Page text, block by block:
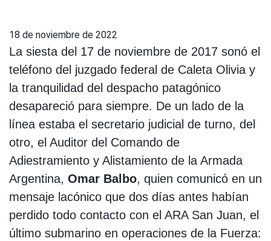
18 de noviembre de 2022
La siesta del 17 de noviembre de 2017 sonó el
teléfono del juzgado federal de Caleta Olivia y
la tranquilidad del despacho patagónico
desapareció para siempre. De un lado de la
línea estaba el secretario judicial de turno, del
otro, el Auditor del Comando de
Adiestramiento y Alistamiento de la Armada
Argentina, Omar Balbo, quien comunicó en un
mensaje lacónico que dos días antes habían
perdido todo contacto con el ARA San Juan, el
último submarino en operaciones de la Fuerza: